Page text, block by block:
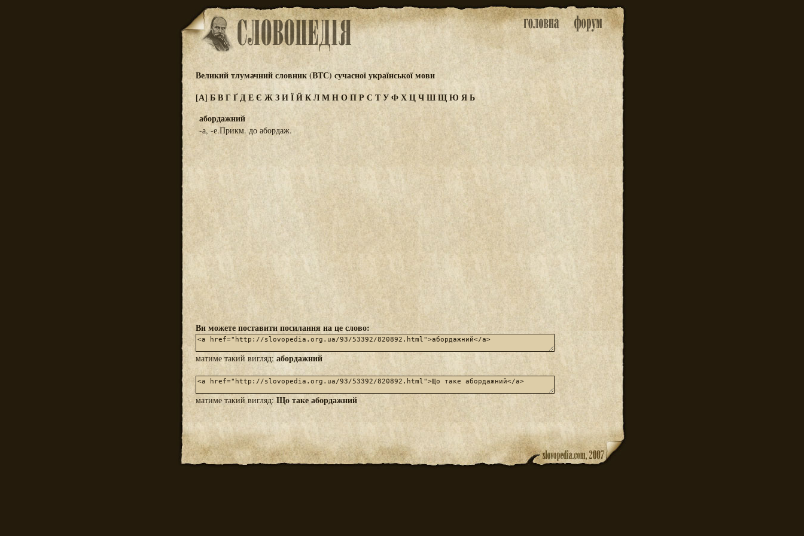
Великий тлумачний словник (ВТС) сучасної української мови
[А] БВГ ҐДЕЄ ЖЗИЇЙКЛМНОПРС ТУФХЦЧШЩЮ ЯЬ
абордажний
-а, -е.Прикм. до абордаж.
Ви можете поставити посилання на це слово:
матиме такий вигляд: абордажний
матиме такий вигляд:Що таке абордажний